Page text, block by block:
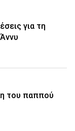
για τη
του παππού